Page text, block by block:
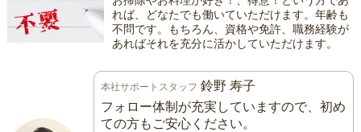
れば、どなたでも働いていただけます。年齢も
不問です。もちろん、資格や免許、職務経験が
あればそれを充分に活かしていただけます。
本社サポートスタッフ 鈴野 寿子
フォロー体制が充実していますので、初め
ての方もご安心ください。